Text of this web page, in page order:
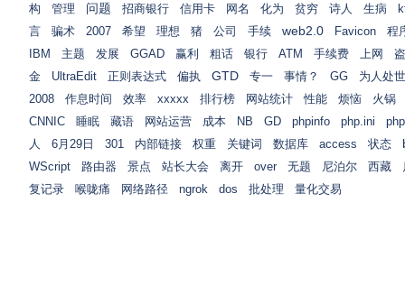
构
管理 问题 招商银行 信用卡 网名 化为 贫穷 诗人 生病
言
骗术 2007 希望 理想 猪 公司 手续 web2.0 Favicon
程
IBM
主题 发展 GGAD 赢利 粗话 银行 ATM 手续费 上网
金
UltraEdit 正则表达式 偏执 GTD 专一 事情？ GG
为人处
2008
作息时间 效率 xxxxx 排行榜 网站统计 性能 烦恼
火锅
CNNIC
睡眠 藏语 网站运营 成本 NB GD phpinfo php.ini
php
人
6月29日 301 内部链接 权重 关键词 数据库 access 状态
WScript 路由器 景点 站长大会 离开 over 无题 尼泊尔 西藏
复记录
喉咙痛 网络路径 ngrok dos 批处理 量化交易